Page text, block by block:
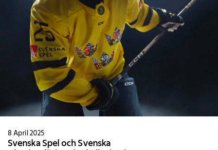
8 April 2025
Svenska Spel och Svenska